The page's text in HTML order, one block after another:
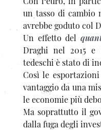
un tasso di cambio
avrebbe goduto col
Un effetto del
Draghi nel 2015 e
tedeschi è stato di
Così le
vantaggio da una
le economie più
Ma soprattutto il
dalla fuga degli